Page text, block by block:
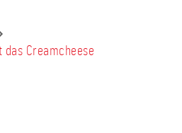
das Creamcheese